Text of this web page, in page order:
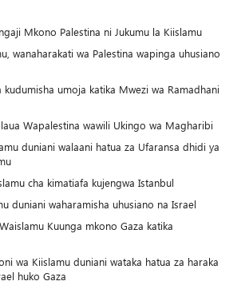
Mkono Palestina ni Jukumu la Kiislamu
wanaharakati wa Palestina wapinga uhusiano
kudumisha umoja katika Mwezi wa Ramadhani
Wapalestina wawili Ukingo wa Magharibi
duniani walaani hatua za Ufaransa dhidi ya
cha kimatiafa kujengwa Istanbul
duniani waharamisha uhusiano na Israel
Kuunga mkono Gaza katika
wa Kiislamu duniani wataka hatua za haraka
huko Gaza